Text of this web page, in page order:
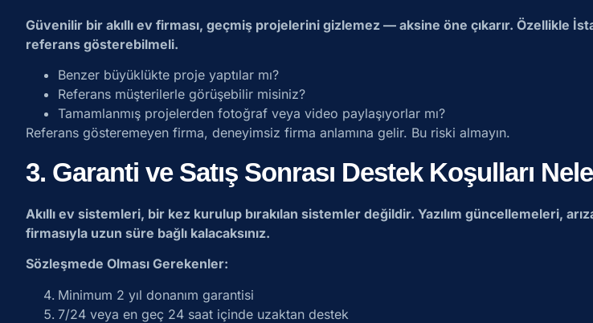
Güvenilir bir akıllı ev firması, geçmiş projelerini gizlemez — aksine öne çıkarır. Özellikle
referans gösterebilmeli.
Benzer büyüklükte proje yaptılar mı?
Referans müşterilerle görüşebilir misiniz?
Tamamlanmış projelerden fotoğraf veya video paylaşıyorlar mı?
Referans gösteremeyen firma, deneyimsiz firma anlamına gelir. Bu riski almayın.
3. Garanti ve Satış Sonrası Destek Koşulları
Akıllı ev sistemleri, bir kez kurulup bırakılan sistemler değildir. Yazılım güncellemeleri,
firmasıyla uzun süre bağlı kalacaksınız.
Sözleşmede Olması Gerekenler:
Minimum 2 yıl donanım garantisi
7/24 veya en geç 24 saat içinde uzaktan destek